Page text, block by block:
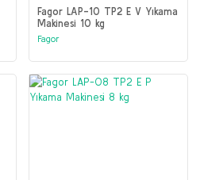
Fagor LAP-10 TP2 E V Yıkama
Makinesi 10 kg
Fagor